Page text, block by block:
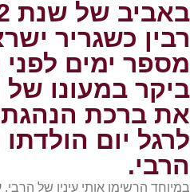
רבין כשגריר
מספר ימים
ביקר במעונו
את ברכת
לרגל יום
הרבי.
במיוחד הרשימו אותי עיניו של